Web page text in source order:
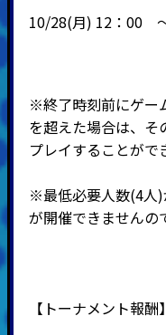
10/28(月) 12：00
※終了時刻前にゲー
を超えた場合は、そ
プレイすることがで
※最低必要人数(4人)
が開催できませんの
【トーナメント報酬】